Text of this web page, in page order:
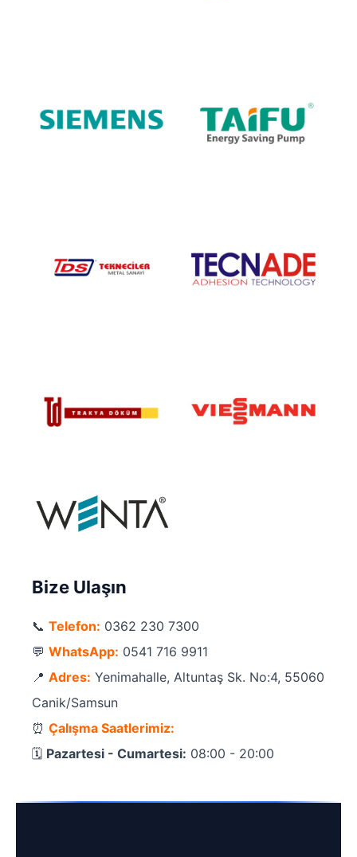
Bize Ulaşın
📞 Telefon: 0362 230 7300
💬 WhatsApp: 0541 716 9911
📍 Adres: Yenimahalle, Altuntaş Sk. No:4, 55060
Canik/Samsun
⏰ Çalışma Saatlerimiz:
🗓️ Pazartesi - Cumartesi: 08:00 - 20:00